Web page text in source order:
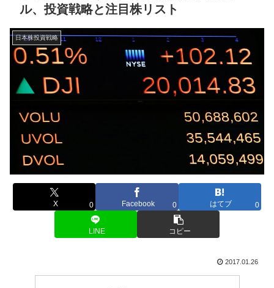
ル、投資戦略と注目株リスト
日本株投資戦略
X 0 Facebook 0 はてブ 0
LINE コピー
2017.01.26